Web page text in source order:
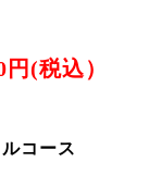
(税込）
コース